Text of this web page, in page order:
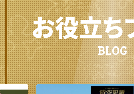
お役立ち
BLOG